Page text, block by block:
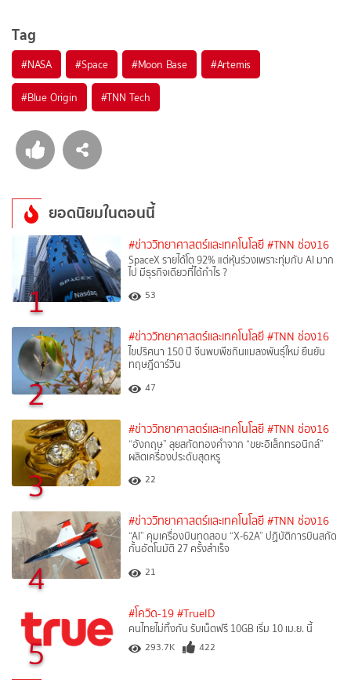
Tag
#NASA #Space #Moon Base #Artemis
#Blue Origin #TNN Tech
ยอดนิยมในตอนนี้
1
#ข่าววิทยาศาสตร์และเทคโนโลยี #TNN ช่อง16
SpaceX รายได้โต 92% แต่หุ้นร่วงเพราะทุ่มกับ AI มาก
ไป มีธุรกิจเดียวที่ได้กำไร ?
53
2
#ข่าววิทยาศาสตร์และเทคโนโลยี #TNN ช่อง16
ไขปริศนา 150 ปี จีนพบพืชกินแมลงพันธุ์ใหม่ ยืนยัน
ทฤษฎีดาร์วิน
47
3
#ข่าววิทยาศาสตร์และเทคโนโลยี #TNN ช่อง16
“อังกฤษ” ลุยสกัดทองคำจาก “ขยะอิเล็กทรอนิกส์”
ผลิตเครื่องประดับสุดหรู
22
4
#ข่าววิทยาศาสตร์และเทคโนโลยี #TNN ช่อง16
“AI” คุมเครื่องบินทดสอบ “X-62A” ปฏิบัติการบินสกัด
กั้นอัตโนมัติ 27 ครั้งสำเร็จ
21
5
#โควิด-19 #TrueID
คนไทยไม่ทิ้งกัน รับเน็ตฟรี 10GB เริ่ม 10 เม.ย. นี้
293.7K 422